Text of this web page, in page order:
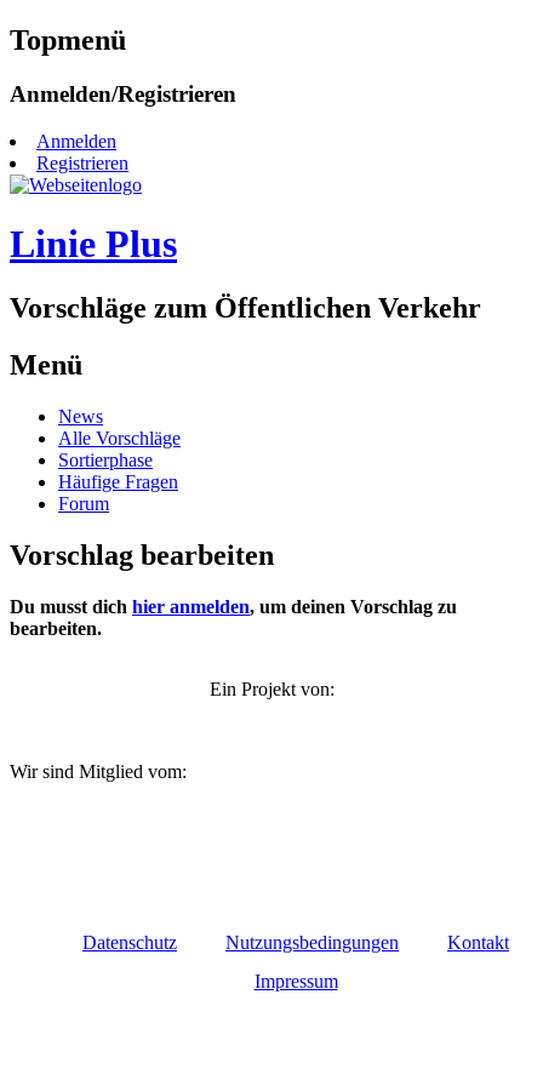
Topmenü
Zum
springen
Anmelden/Registrieren
Anmelden
Registrieren
Linie Plus
Vorschläge zum Öffentlichen Verkehr
Menü
Zum
Inhalt
springen
News
Alle Vorschläge
Sortierphase
Häufige Fragen
Forum
Vorschlag bearbeiten
Du musst dich hier anmelden, um deinen Vorschlag zu
bearbeiten.
Ein Projekt von:
Wir sind Mitglied vom:
Datenschutz Nutzungsbedingungen
Kontakt
Impressum